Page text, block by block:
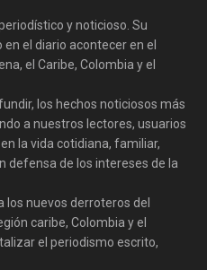
y noticioso. Su
el diario acontecer en el
el Caribe, Colombia y el
los hechos noticiosos más
a nuestros lectores, usuarios
la vida cotidiana, familiar,
defensa de los intereses de la
los nuevos derroteros del
caribe, Colombia y el
el periodismo escrito,